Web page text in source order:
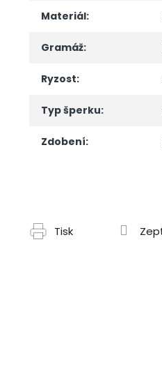
Materiál:
Gramáž:
Ryzost:
Typ šperku:
Zdobení:
Tisk